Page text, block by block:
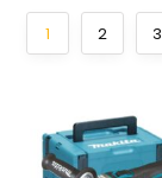
1 2 3